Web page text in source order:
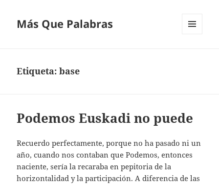
Más Que Palabras
Etiqueta:base
Podemos Euskadi no puede
Recuerdo perfectamente, porque no ha pasado ni un
año, cuando nos contaban que Podemos, entonces
naciente, sería la recaraba en pepitoria de la
horizontalidad y la participación. A diferencia de las